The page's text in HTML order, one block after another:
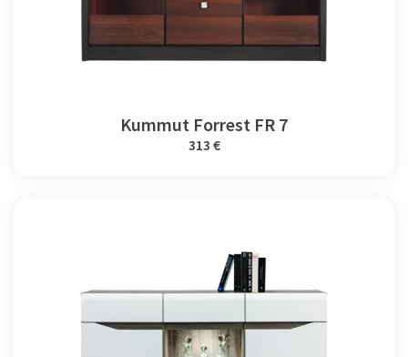
Kummut Forrest FR 7
313 €